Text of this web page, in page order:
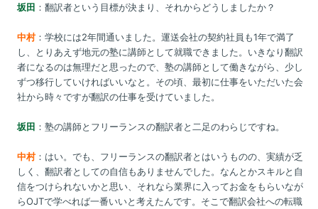
坂田 ：翻訳者という目標が決まり、それからどうしましたか？
中村：学校には2年間通いました。運送会社の契約社員も1年で満了
し、とりあえず地元の塾に講師として就職できました。いきなり翻訳
者になるのは無理だと思ったので、塾の講師として働きながら、少し
ずつ移行していければいいなと。その頃、最初に仕事をいただいた会
社から時々ですが翻訳の仕事を受けていました。
坂田 ：塾の講師とフリーランスの翻訳者と二足のわらじですね。
中村：はい。でも、フリーランスの翻訳者とはいうものの、実績が乏
しく、翻訳者としての自信もありませんでした。なんとかスキルと自
信をつけられないかと思い、それなら業界に入ってお金をもらいなが
らOJTで学べれば一番いいと考えたんです。そこで翻訳会社への転職